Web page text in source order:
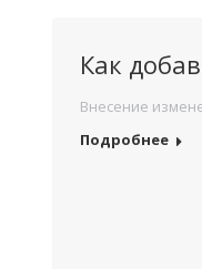
Как
Внесение
Подробнее